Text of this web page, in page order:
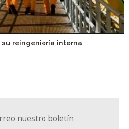
su reingeniería interna
nuestro boletín